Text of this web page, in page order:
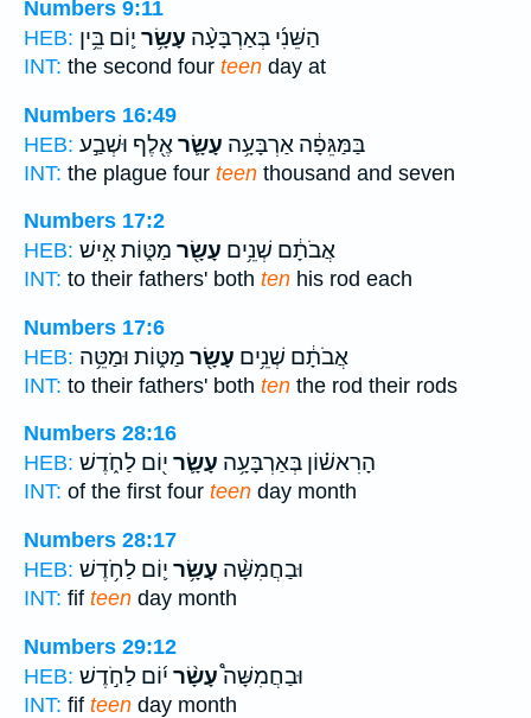
Numbers 9:11
HEB:
הַשֵּׁנִ֜י בְּאַרְבָּעָ֨ה עָשָׂ֥ר י֛וֹם בֵּ֥ין
INT: the second four teen day at
Numbers 16:49
HEB:
בַּמַּגֵּפָ֔ה אַרְבָּעָ֥ה עָשָׂ֛ראֶ֖לֶף וּשְׁבַ֣ע
INT: the plague four teen thousand and seven
Numbers 17:2
HEB:
אֲבֹתָ֔ם שְׁנֵ֥ים עָשָׂ֖ר מַטּ֑וֹת אִ֣ישׁ
INT: to their fathers' both ten his rod each
Numbers 17:6
HEB:
אֲבֹתָ֔ם שְׁנֵ֥ים עָשָׂ֖ר מַטּ֑וֹת וּמַטֵּ֥ה
INT: to their fathers' both ten the rod their rods
Numbers 28:16
HEB:
הָרִאשׁ֗וֹן בְּאַרְבָּעָ֥ה עָשָׂ֛ר י֖וֹם לַחֹ֑דֶשׁ
INT: of the first four teen day month
Numbers 28:17
HEB:
וּבַחֲמִשָּׁ֨ה עָשָׂ֥ר י֛וֹם לַחֹ֥דֶשׁ
INT: fif teen day month
Numbers 29:12
HEB:
וּבַחֲמִשָּׁה֩עָשָׂ֨ר י֜וֹם לַחֹ֣דֶשׁ
INT: fif teen day month